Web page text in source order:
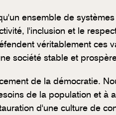
ensemble de systèmes
l'inclusion et le
véritablement ces
société stable et
de la démocratie.
de la population et à
d'une culture de